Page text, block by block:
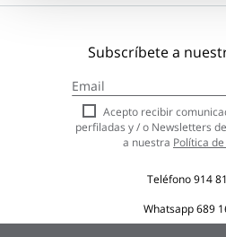
Subscríbete a
a
nuestro
boletín
de
Acepto recibir
perfiladas y / o Newsletters
a nuestra Política
Teléfono914
Whatsapp689